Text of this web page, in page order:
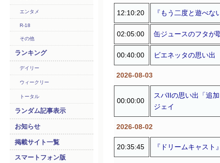
エンタメ
R-18
その他
ランキング
デイリー
ウィークリー
トータル
ランダム記事表示
お知らせ
掲載サイト一覧
スマートフォン版
12:10:20 『もう二度と遊べ
02:05:00 缶ジュースのフタが
00:40:00 ビエネッタの思い出
2026-08-03
00:00:00
スパIIの思い出「追
ジェイ
2026-08-02
20:35:45 『ドリームキャス